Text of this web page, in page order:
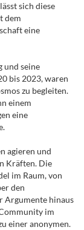
sich diese
dem
eine
und seine
bis 2023, waren
zu begleiten.
einem
eine
agieren und
Kräften. Die
im Raum, von
den
Argumente hinaus
im
einer anonymen.